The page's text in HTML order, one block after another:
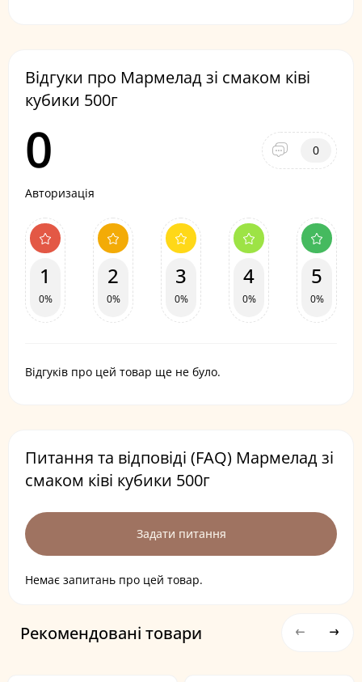
Відгуки про Мармелад зі смаком ківі
кубики 500г
0 0
Авторизація
1
0%
2
0%
3
0%
4
0%
5
0%
Відгуків про цей товар ще не було.
Питання та відповіді (FAQ) Мармелад зі
смаком ківі кубики 500г
Задати питання
Немає запитань про цей товар.
Рекомендовані товари